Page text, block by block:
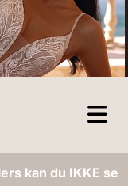
kan du IKKE se